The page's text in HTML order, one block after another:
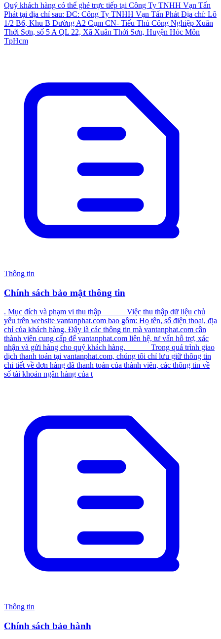
Quý khách hàng có thể ghé trực tiếp tại Công Ty TNHH Vạn Tấn
Phát tại địa chỉ sau: ĐC: Công Ty TNHH Vạn Tấn Phát Địa chỉ: Lô
1/2 B6, Khu B Đường A2 Cụm CN- Tiểu Thủ Công Nghiệp Xuân
Thới Sơn, số 5 A QL 22, Xã Xuân Thới Sơn, Huyện Hóc Môn
TpHcm
Thông tin
Chính sách bảo mật thông tin
. Mục đích và phạm vi thu thập Việc thu thập dữ liệu chủ
yếu trên website vantanphat.com bao gồm: Họ tên, số điện thoại, địa
chỉ của khách hàng. Đây là các thông tin mà vantanphat.com cần
thành viên cung cấp để vantanphat.com liên hệ, tư vấn hỗ trợ, xác
nhận và gửi hàng cho quý khách hàng. Trong quá trình giao
dịch thanh toán tại vantanphat.com, chúng tôi chỉ lưu giữ thông tin
chi tiết về đơn hàng đã thanh toán của thành viên, các thông tin về
số tài khoản ngân hàng của t
Thông tin
Chính sách bảo hành